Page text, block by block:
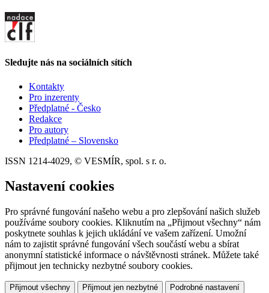
Sledujte nás na sociálních sítích
Kontakty
Pro inzerenty
Předplatné - Česko
Redakce
Pro autory
Předplatné – Slovensko
ISSN 1214-4029, © VESMÍR, spol. s r. o.
Nastavení cookies
Pro správné fungování našeho webu a pro zlepšování našich služeb
používáme soubory cookies. Kliknutím na „Přijmout všechny“ nám
poskytnete souhlas k jejich ukládání ve vašem zařízení. Umožní
nám to zajistit správné fungování všech součástí webu a sbírat
anonymní statistické informace o návštěvnosti stránek. Můžete také
přijmout jen technicky nezbytné soubory cookies.
Přijmout všechny Přijmout jen nezbytné Podrobné nastavení